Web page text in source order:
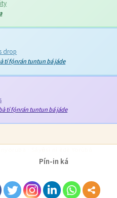
drop
tí fọ́nrán tuntun bá jáde
tí fọ́nrán tuntun bá jáde
Pín-in ká